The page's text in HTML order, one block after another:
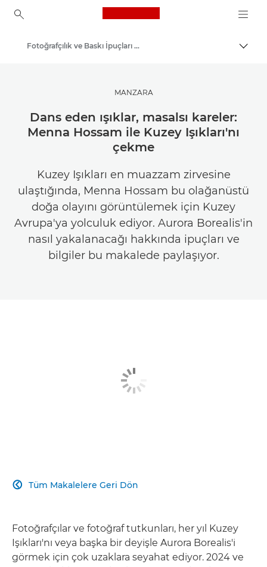
Canon Logo, back to
İçerik
İlham Alın | Fotoğrafçılık ve Baskı İpuçları ve Müşteri Kılavuzları
Fotoğrafçılık ve Baskı İpuçları ve Teknikleri
MANZARA
Dans eden ışıklar, masalsı kareler:
Menna Hossam ile Kuzey Işıkları'nı
çekme
Kuzey Işıkları en muazzam zirvesine
ulaştığında, Menna Hossam bu olağanüstü
doğa olayını görüntülemek için Kuzey
Avrupa'ya yolculuk ediyor. Aurora Borealis'in
nasıl yakalanacağı hakkında ipuçları ve
bilgiler bu makalede paylaşıyor.
Tüm Makalelere Geri Dön

Fotoğrafçılar ve fotoğraf tutkunları, her yıl Kuzey
Işıkları'nı veya başka bir deyişle Aurora Borealis'i
görmek için çok uzaklara seyahat ediyor. 2024 ve